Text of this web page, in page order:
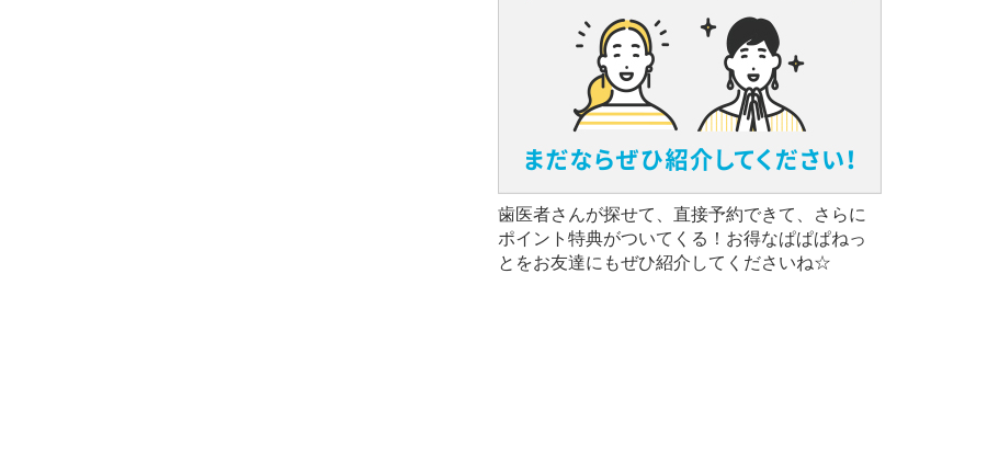
歯医者さんが探せて、直接予約できて、さらに
ポイント特典がついてくる！お得なぱぱぱねっ
とをお友達にもぜひ紹介してくださいね☆